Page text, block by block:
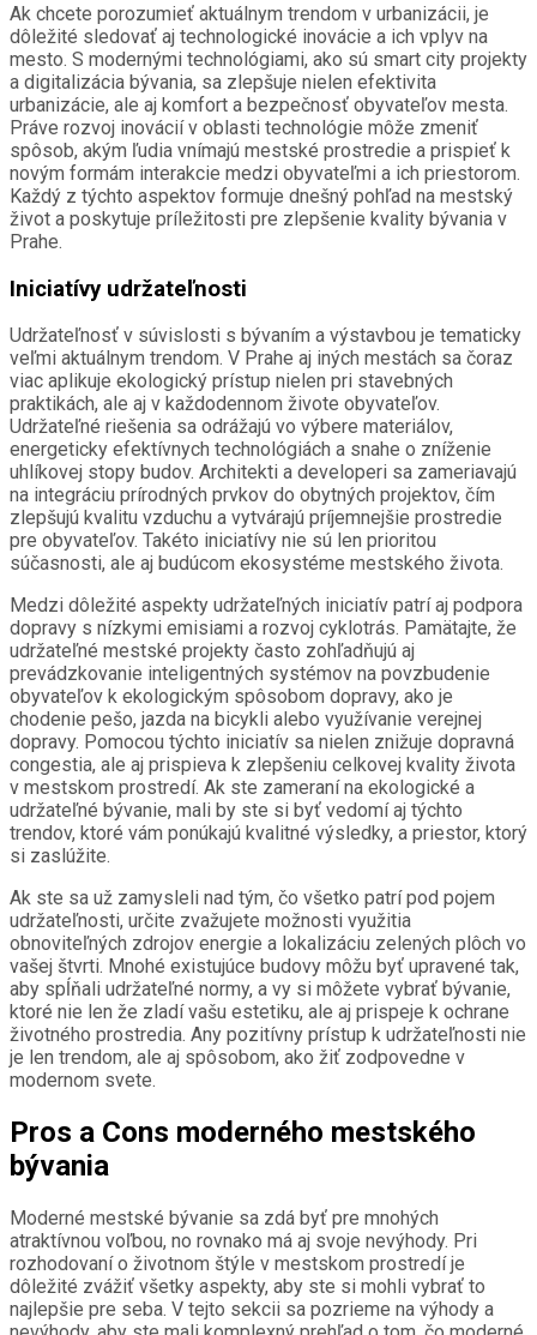
Ak chcete porozumieť aktuálnym trendom v urbanizácii, je
dôležité sledovať aj technologické inovácie a ich vplyv na
mesto. S modernými technológiami, ako sú smart city projekty
a digitalizácia bývania, sa zlepšuje nielen efektivita
urbanizácie, ale aj komfort a bezpečnosť obyvateľov mesta.
Práve rozvoj inovácií v oblasti technológie môže zmeniť
spôsob, akým ľudia vnímajú mestské prostredie a prispieť k
novým formám interakcie medzi obyvateľmi a ich priestorom.
Každý z týchto aspektov formuje dnešný pohľad na mestský
život a poskytuje príležitosti pre zlepšenie kvality bývania v
Prahe.
Iniciatívy udržateľnosti
Udržateľnosť v súvislosti s bývaním a výstavbou je tematicky
veľmi aktuálnym trendom. V Prahe aj iných mestách sa čoraz
viac aplikuje ekologický prístup nielen pri stavebných
praktikách, ale aj v každodennom živote obyvateľov.
Udržateľné riešenia sa odrážajú vo výbere materiálov,
energeticky efektívnych technológiách a snahe o zníženie
uhlíkovej stopy budov. Architekti a developeri sa zameriavajú
na integráciu prírodných prvkov do obytných projektov, čím
zlepšujú kvalitu vzduchu a vytvárajú príjemnejšie prostredie
pre obyvateľov. Takéto iniciatívy nie sú len prioritou
súčasnosti, ale aj budúcom ekosystéme mestského života.
Medzi dôležité aspekty udržateľných iniciatív patrí aj podpora
dopravy s nízkymi emisiami a rozvoj cyklotrás. Pamätajte, že
udržateľné mestské projekty často zohľadňujú aj
prevádzkovanie inteligentných systémov na povzbudenie
obyvateľov k ekologickým spôsobom dopravy, ako je
chodenie pešo, jazda na bicykli alebo využívanie verejnej
dopravy. Pomocou týchto iniciatív sa nielen znižuje dopravná
congestia, ale aj prispieva k zlepšeniu celkovej kvality života
v mestskom prostredí. Ak ste zameraní na ekologické a
udržateľné bývanie, mali by ste si byť vedomí aj týchto
trendov, ktoré vám ponúkajú kvalitné výsledky, a priestor, ktorý
si zaslúžite.
Ak ste sa už zamysleli nad tým, čo všetko patrí pod pojem
udržateľnosti, určite zvažujete možnosti využitia
obnoviteľných zdrojov energie a lokalizáciu zelených plôch vo
vašej štvrti. Mnohé existujúce budovy môžu byť upravené tak,
aby spĺňali udržateľné normy, a vy si môžete vybrať bývanie,
ktoré nie len že zladí vašu estetiku, ale aj prispeje k ochrane
životného prostredia. Any pozitívny prístup k udržateľnosti nie
je len trendom, ale aj spôsobom, ako žiť zodpovedne v
modernom svete.
Pros a Cons moderného mestského
bývania
Moderné mestské bývanie sa zdá byť pre mnohých
atraktívnou voľbou, no rovnako má aj svoje nevýhody. Pri
rozhodovaní o životnom štýle v mestskom prostredí je
dôležité zvážiť všetky aspekty, aby ste si mohli vybrať to
najlepšie pre seba. V tejto sekcii sa pozrieme na výhody a